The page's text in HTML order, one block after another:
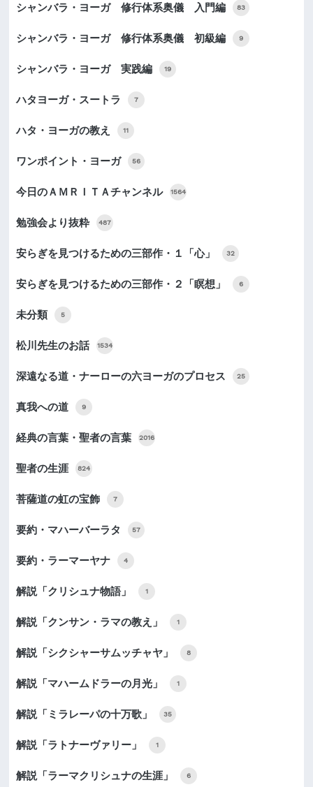
シャンバラ・ヨーガ 修行体系奥儀 入門編 83
シャンバラ・ヨーガ 修行体系奥儀 初級編 9
シャンバラ・ヨーガ 実践編 19
ハタヨーガ・スートラ 7
ハタ・ヨーガの教え 11
ワンポイント・ヨーガ 56
今日のＡＭＲＩＴＡチャンネル 1564
勉強会より抜粋 487
安らぎを見つけるための三部作・１「心」 32
安らぎを見つけるための三部作・２「瞑想」 6
未分類 5
松川先生のお話 1534
深遠なる道・ナーローの六ヨーガのプロセス 25
真我への道 9
経典の言葉・聖者の言葉 2016
聖者の生涯 824
菩薩道の虹の宝飾 7
要約・マハーバーラタ 57
要約・ラーマーヤナ 4
解説「クリシュナ物語」 1
解説「クンサン・ラマの教え」 1
解説「シクシャーサムッチャヤ」 8
解説「マハームドラーの月光」 1
解説「ミラレーパの十万歌」 35
解説「ラトナーヴァリー」 1
解説「ラーマクリシュナの生涯」 6